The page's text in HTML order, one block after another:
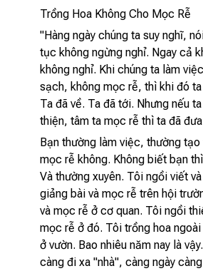
Trồng Hoa Không Cho Mọc Rễ
"Hàng ngày chúng ta suy nghĩ,
tục không ngừng nghỉ. Ngay cả
không nghỉ. Khi chúng ta làm
sạch, không mọc rễ, thì khi đó ta
Ta đã về. Ta đã tới. Nhưng nếu
thiện, tâm ta mọc rễ thì ta đã
Bạn thường làm việc, thường
mọc rễ không. Không biết bạn
Và thường xuyên. Tôi ngồi viết
giảng bài và mọc rễ trên hội
và mọc rễ ở cơ quan. Tôi ngồi
mọc rễ ở đó. Tôi trồng hoa
ở vườn. Bao nhiêu năm nay là
càng đi xa "nhà", càng ngày